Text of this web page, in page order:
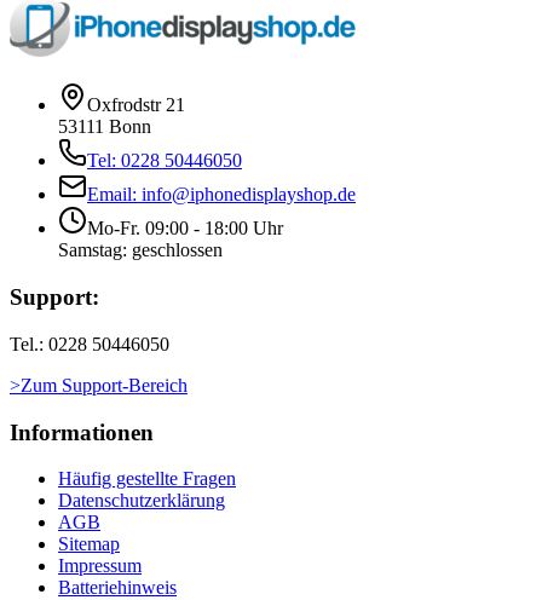
Oxfrodstr 21
53111 Bonn
Tel: 0228 50446050
Email: info@iphonedisplayshop.de
Mo-Fr. 09:00 - 18:00 Uhr
Samstag: geschlossen
Support:
Tel.: 0228 50446050
>Zum Support-Bereich
Informationen
Häufig gestellte Fragen
Datenschutzerklärung
AGB
Sitemap
Impressum
Batteriehinweis